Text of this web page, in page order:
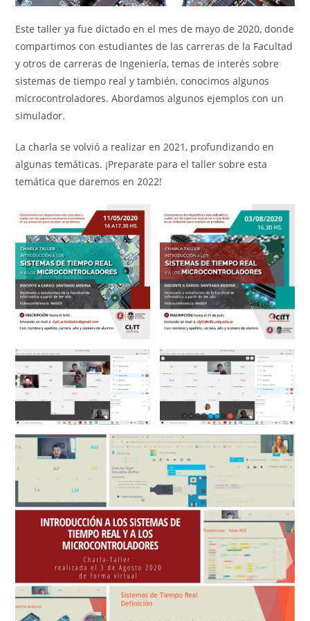
Este taller ya fue dictado en el mes de mayo de 2020, donde
compartimos con estudiantes de las carreras de la Facultad
y otros de carreras de Ingeniería, temas de interés sobre
sistemas de tiempo real y también, conocimos algunos
microcontroladores. Abordamos algunos ejemplos con un
simulador.
La charla se volvió a realizar en 2021, profundizando en
algunas temáticas. ¡Preparate para el taller sobre esta
temática que daremos en 2022!